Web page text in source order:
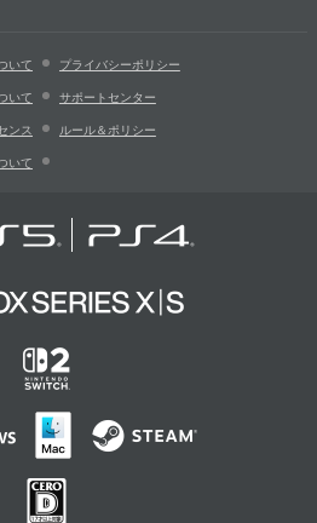
いて プライバシーポリシー
いて サポートセンター
ンス ルール＆ポリシー
いて